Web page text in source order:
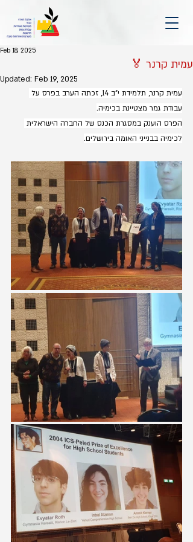
עמית קרנר 🏅
Feb 18, 2025
Updated: Feb 19, 2025
עמית קרנר, תלמידת י"ב 14, זכתה הערב בפרס על
עבודת גמר מצטיינת בכימיה.
הפרס הוענק במסגרת הכנס של החברה הישראלית
לכימיה בבנייני האומה בירושלים.